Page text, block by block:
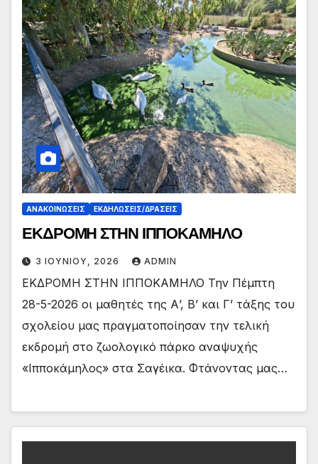
ΑΝΑΚΟΙΝΏΣΕΙΣ ΕΚΔΗΛΏΣΕΙΣ/ΔΡΆΣΕΙΣ
ΕΚΔΡΟΜΗ ΣΤΗΝ ΙΠΠΟΚΑΜΗΛΟ
3 ΙΟΥΝΊΟΥ, 2026 ADMIN
ΕΚΔΡΟΜΗ ΣΤΗΝ ΙΠΠΟΚΑΜΗΛΟ Την Πέμπτη
28-5-2026 οι μαθητές της Α’, Β’ και Γ’ τάξης του
σχολείου μας πραγματοποίησαν την τελική
εκδρομή στο ζωολογικό πάρκο αναψυχής
«Ιπποκάμηλος» στα Σαγέικα. Φτάνοντας μας…